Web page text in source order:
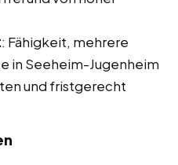
: Fähigkeit, mehrere
in Seeheim-Jugenheim
und fristgerecht